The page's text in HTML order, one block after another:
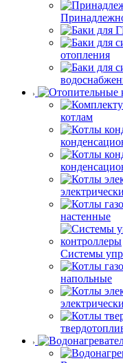
отопления
котлам
настенные
Системы
напольные